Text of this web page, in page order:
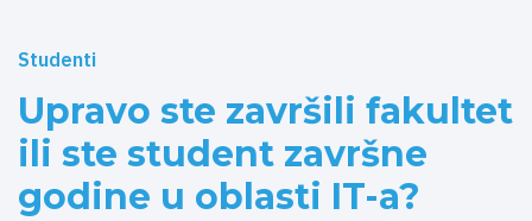
Studenti
Upravo ste završili fakultet
ili ste student završne
godine u oblasti IT-a?